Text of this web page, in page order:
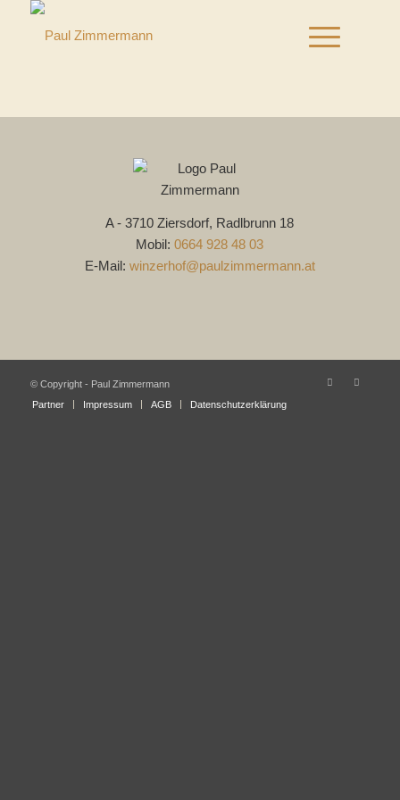
A - 3710 Ziersdorf, Radlbrunn 18
Mobil:0664 928 48 03
E-Mail: winzerhof@paulzimmermann.at
© Copyright - Paul Zimmermann
Partner
Impressum AGB Datenschutzerklärung